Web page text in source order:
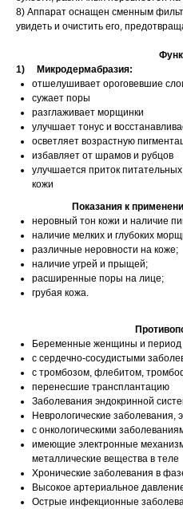
8) Аппарат оснащен сменным
увидеть и очистить его,
1) Микродермабразия:
отшелушивает ороговевшие
сужает поры
разглаживает морщинки
улучшает тонус и
осветляет возрастную
избавляет от шрамов и рубцов
улучшается приток
кожи
Показания к
неровный тон кожи и наличие
наличие мелких и глубоких
различные неровности на коже;
наличие угрей и прыщей;
расширенные поры на лице;
грубая кожа.
Беременные женщины и период
с сердечно-сосудистыми
с тромбозом, флебитом,
перенесшие трансплантацию
Заболевания эндокринной
Неврологические заболевания,
с онкологическими
имеющие электронные
металлические вещества в теле
Хронические заболевания в
Высокое артериальное
Острые инфекционные